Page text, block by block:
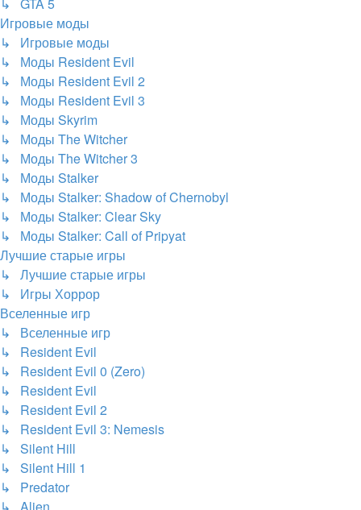
Игровые моды
↳ Игровые моды
↳ Моды Resident Evil
↳ Моды Resident Evil 2
↳ Моды Resident Evil 3
↳ Моды Skyrim
↳ Моды The Witcher
↳ Моды The Witcher 3
↳ Моды Stalker
↳ Моды Stalker: Shadow of Chernobyl
↳ Моды Stalker: Clear Sky
↳ Моды Stalker: Call of Pripyat
Лучшие старые игры
↳ Лучшие старые игры
↳ Игры Хоррор
Вселенные игр
↳ Вселенные игр
↳ Resident Evil
↳ Resident Evil 0 (Zero)
↳ Resident Evil
↳ Resident Evil 2
↳ Resident Evil 3: Nemesis
↳ Silent Hill
↳ Silent Hill 1
↳ Predator
↳ Alien